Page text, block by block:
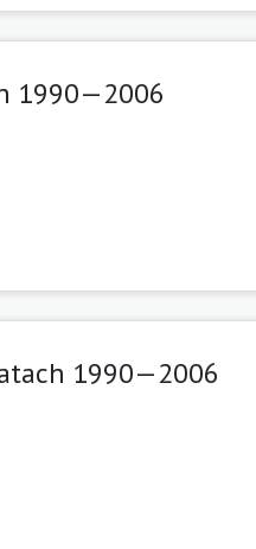
1990—2006
1990—2006